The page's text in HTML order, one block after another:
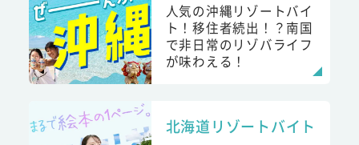
人気の沖縄リゾートバイ
ト！移住者続出！？南国
で非日常のリゾバライフ
が味わえる！
北海道リゾートバイト